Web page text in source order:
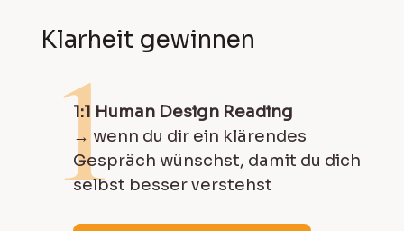
Klarheit gewinnen
1
1:1 Human Design Reading
→ wenn du dir ein klärendes
Gespräch wünschst, damit du dich
selbst besser verstehst